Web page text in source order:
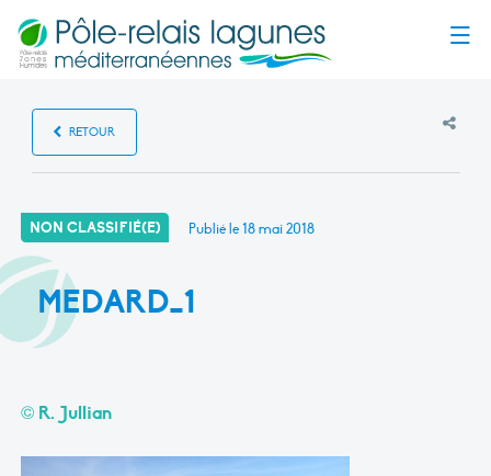
RETOUR
NON CLASSIFIÉ(E) Publié le18 mai 2018
MEDARD_1
© R. Jullian